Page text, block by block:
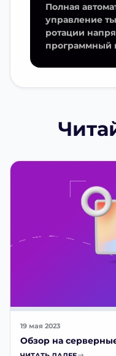
Полная
управление
ротации
программный
19 мая 2023
Обзор на